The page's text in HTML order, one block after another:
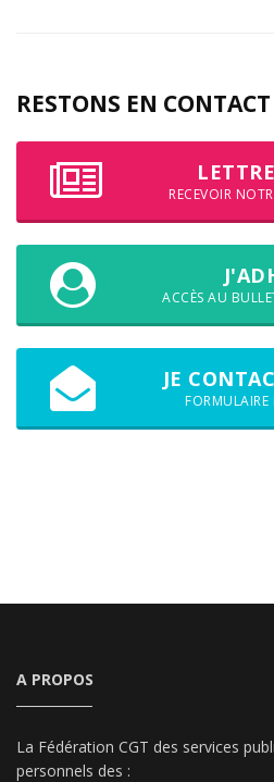
RESTONS EN CONTACT
RECEVOIR
ACCÈS AU
JE
A PROPOS
La Fédération CGT des services
personnels des :